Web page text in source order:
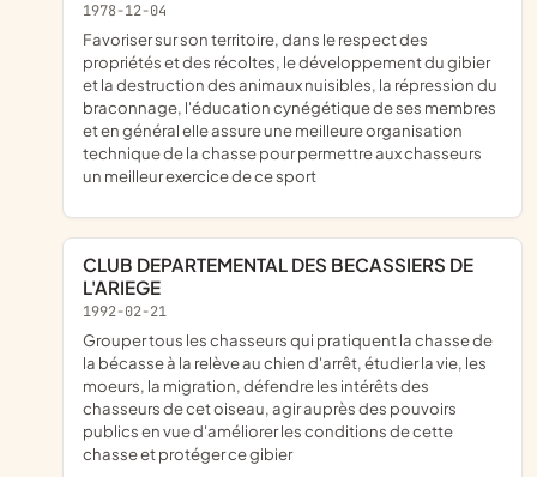
1978-12-04
Favoriser sur son territoire, dans le respect des
propriétés et des récoltes, le développement du gibier
et la destruction des animaux nuisibles, la répression du
braconnage, l'éducation cynégétique de ses membres
et en général elle assure une meilleure organisation
technique de la chasse pour permettre aux chasseurs
un meilleur exercice de ce sport
CLUB DEPARTEMENTAL DES BECASSIERS DE
L'ARIEGE
1992-02-21
grouper tous les chasseurs qui pratiquent la chasse de
la bécasse à la relève au chien d'arrêt, étudier la vie, les
moeurs, la migration, défendre les intérêts des
chasseurs de cet oiseau, agir auprès des pouvoirs
publics en vue d'améliorer les conditions de cette
chasse et protéger ce gibier